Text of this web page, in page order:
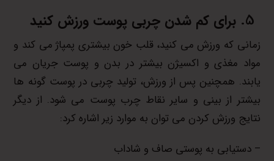
برای کم شدن چربی پوست ورزش کنید
زمانی که ورزش می کنید، قلب خون بیشتری پمپاژ می کند و
مواد مغذی و اکسیژن بیشتر در بدن و پوست جریان می
یابند. همچنین پس از ورزش، تولید چربی در پوست گونه ها
بیشتر از بینی و سایر نقاط چرب پوست می شود. از دیگر
نتایج ورزش کردن می توان به موارد زیر اشاره کرد:
– دستیابی به پوستی صاف و شاداب